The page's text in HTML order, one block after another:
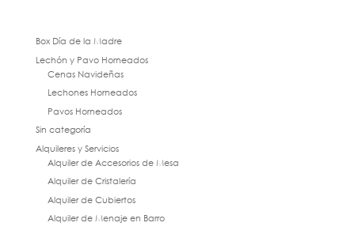
Box Día de la Madre
Lechón y Pavo Horneados
Cenas Navideñas
Lechones Horneados
Pavos Horneados
Sin categoría
Alquileres y Servicios
Alquiler de Accesorios de Mesa
Alquiler de Cristalería
Alquiler de Cubiertos
Alquiler de Menaje en Barro